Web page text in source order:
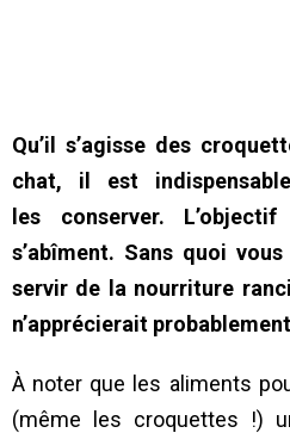
Qu’il s’agisse des
chat, il est
les conserver.
s’abîment. Sans quoi
servir de la nourriture
n’apprécierait
À noter que les aliments
(même les croquettes !)